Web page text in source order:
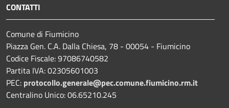
CONTATTI
Comune di Fiumicino
Piazza Gen. C.A. Dalla Chiesa, 78 - 00054 - Fiumicino
Codice Fiscale: 97086740582
Partita IVA: 02305601003
PEC: protocollo.generale@pec.comune.fiumicino.rm.it
Centralino Unico: 06.65210.245